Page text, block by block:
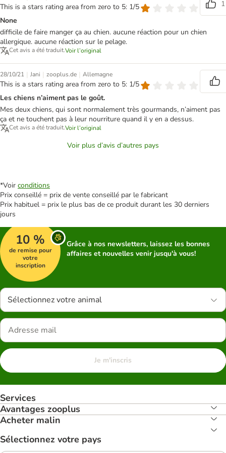
This is a stars rating area from zero to 5: 1/5
1
None
difficile de faire manger ça au chien. aucune réaction pour un chien
allergique. aucune réaction sur le pelage.
Cet avis a été traduit.Voir l’original
28/10/21 | Jani | zooplus.de | Allemagne
This is a stars rating area from zero to 5: 1/5
Les chiens n’aiment pas le goût.
Mes deux chiens, qui sont normalement très gourmands, n’aiment pas
ça et ne touchent pas à leur nourriture quand il y en a dessus.
Cet avis a été traduit.Voir l’original
Voir plus d’avis d’autres pays
*Voir conditions
Prix conseillé = prix de vente conseillé par le fabricant
Prix habituel = prix le plus bas de ce produit durant les 30 derniers
jours
10 %
de remise pour
votre
inscription
Grâce à nos newsletters, laissez les bonnes
affaires et nouvelles venir jusqu'à vous!
Sélectionnez votre animal
Je m'inscris
Services
Avantages zooplus
Acheter malin
Sélectionnez votre pays